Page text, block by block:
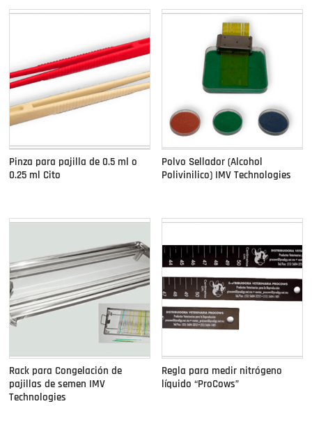
Pinza para pajilla de 0.5 ml o
0.25 ml Cito
Polvo Sellador (Alcohol
Polivinilico) IMV Technologies
Rack para Congelación de
pajillas de semen IMV
Technologies
Regla para medir nitrógeno
líquido “ProCows”